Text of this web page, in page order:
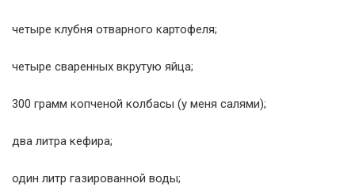
четыре клубня отварного картофеля;
четыре сваренных вкрутую яйца;
300 грамм копченой колбасы (у меня салями);
два литра кефира;
один литр газированной воды;